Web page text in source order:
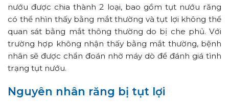
nướu được chia thành 2 loại, bao gồm tụt nướu răng
có thể nhìn thấy bằng mắt thường và tụt lợi không thể
quan sát bằng mắt thông thường do bị che phủ. Với
trường hợp không nhận thấy bằng mắt thường, bệnh
nhân sẽ được chẩn đoán nhờ máy dò để đánh giá tình
trạng tụt nướu.
Nguyên nhân răng bị tụt lợi